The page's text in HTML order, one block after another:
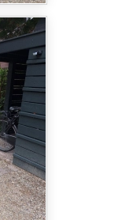
en vormt een
en
uit een
stenen in
duurzaam
in de voortuin